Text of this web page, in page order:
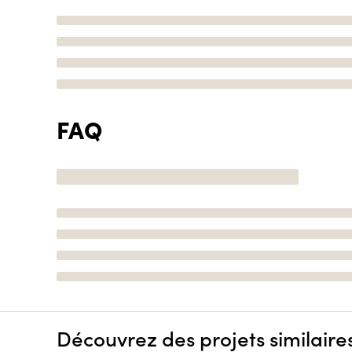
FAQ
Découvrez des projets